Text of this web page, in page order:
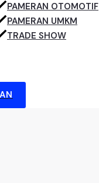
PAMERAN OTOMOTIF
PAMERAN UMKM
TRADE SHOW